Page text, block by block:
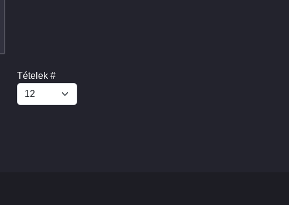
Tételek #